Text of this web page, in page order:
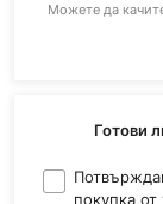
Можете да
Готови
покупка